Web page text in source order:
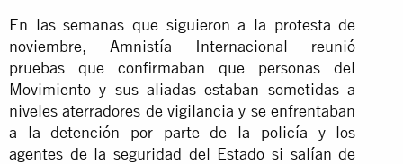
En las semanas que siguieron a la protesta de
noviembre, Amnistía Internacional reunió
pruebas que confirmaban que personas del
Movimiento y sus aliadas estaban sometidas a
niveles aterradores de vigilancia y se enfrentaban
a la detención por parte de la policía y los
agentes de la seguridad del Estado si salían de